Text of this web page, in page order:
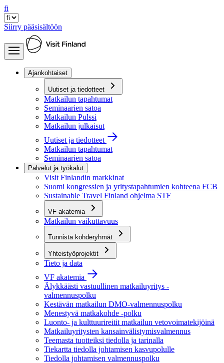
fi
Siirry pääsisältöön
Ajankohtaiset
Uutiset ja tiedotteet
Matkailun tapahtumat
Seminaarien satoa
Matkailun Pulssi
Matkailun julkaisut
Uutiset ja tiedotteet
Matkailun tapahtumat
Seminaarien satoa
Palvelut ja työkalut
Visit Finlandin markkinat
Suomi kongressien ja yritystapahtumien kohteena FCB
Sustainable Travel Finland ohjelma STF
VF akatemia
Matkailun vaikuttavuus
Tunnista kohderyhmät
Yhteistyöprojektit
Tieto ja data
VF akatemia
Älykkäästi vastuullinen matkailuyritys -
valmennuspolku
Kestävän matkailun DMO-valmennuspolku
Menestyvä matkakohde -polku
Luonto- ja kulttuurireitit matkailun vetovoimatekijöinä
Matkailuyritysten kansainvälistymisvalmennus
Teemasta tuotteiksi tiedolla ja tarinalla
Tiekartta tiedolla johtamisen kasvupolulle
Tiedolla johtamisen valmennuspolku